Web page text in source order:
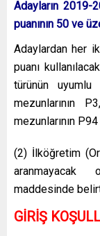
Adayların 2019-
puanının 50 ve
Adaylardan her
puanı
türünün
mezunlarının
mezunlarının
(2) İlköğretim
aranmayacak
maddesinde
GİRİŞ